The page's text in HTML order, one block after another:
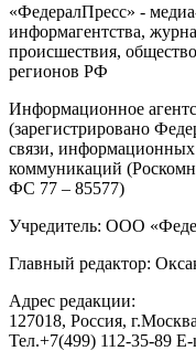
«ФедералПресс» -
информагентства,
происшествия,
регионов РФ
Информационное
(зарегистрировано
связи,
коммуникаций
ФС 77 – 85577)
Учредитель: ООО
Главный редактор:
Адрес редакции:
127018, Россия,
Тел.+7(499) 112-35-89